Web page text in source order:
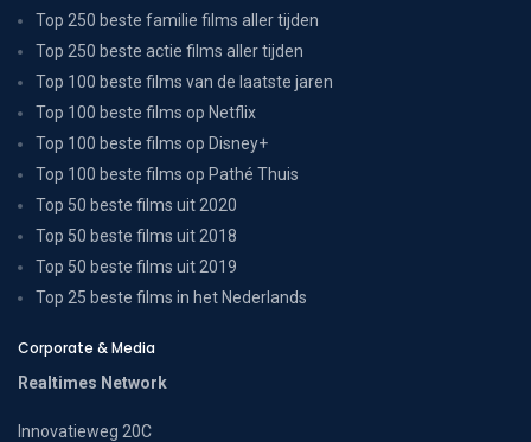
Top 250 beste familie films aller tijden
Top 250 beste actie films aller tijden
Top 100 beste films van de laatste jaren
Top 100 beste films op Netflix
Top 100 beste films op Disney+
Top 100 beste films op Pathé Thuis
Top 50 beste films uit 2020
Top 50 beste films uit 2018
Top 50 beste films uit 2019
Top 25 beste films in het Nederlands
Corporate & Media
Realtimes Network
Innovatieweg 20C